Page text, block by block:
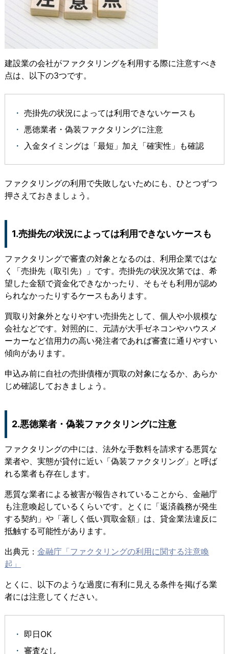
建設業の会社がファクタリングを利用する際に注意すべき
点は、以下の3つです。
売掛先の状況によっては利用できないケースも
悪徳業者・偽装ファクタリングに注意
入金タイミングは「最短」加え「確実性」も確認
ファクタリングの利用で失敗しないためにも、ひとつずつ
押さえておきましょう。
1.売掛先の状況によっては利用できないケースも
ファクタリングで審査の対象となるのは、利用企業ではな
く「売掛先（取引先）
」です。売掛先の状況次第では、希
望した金額で資金化できなかったり、そもそも利用が認め
られなかったりするケースもあります。
買取り対象外となりやすい売掛先として、個人や小規模な
会社などです。対照的に、元請が大手ゼネコンやハウスメ
ーカーなど信用力の高い発注者であれば審査に通りやすい
傾向があります。
申込み前に自社の売掛債権が買取の対象になるか、あらか
じめ確認しておきましょう。
2.悪徳業者・偽装ファクタリングに注意
ファクタリングの中には、 法外な手数料を請求する悪質な
業者や、実態が貸付に近い「偽装ファクタリング」と呼ば
れる業者も存在 します。
悪質な業者による被害が報告されていることから、 金融庁
も注意喚起 しているくらいです。とくに 「返済義務が発生
する契約」や「著しく低い買取金額」は、貸金業法違反に
抵触する可能性があります。
出典元： 金融庁「ファクタリングの利用に関する注意喚
起」
とくに、以下のような過度に有利に見える条件を掲げる業
者には注意してください。
即日OK
審査なし